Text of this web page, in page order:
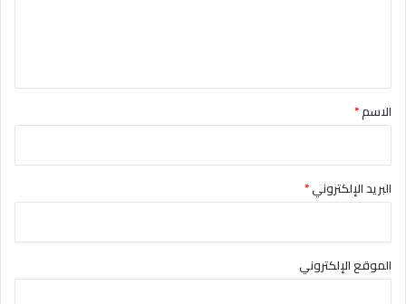
*الاسم*
البريد الإلكتروني*
الموقع الإلكتروني